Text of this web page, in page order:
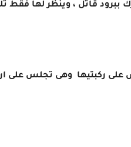
ببرود قاتل ، وينظر لها فقط
ركبتيها وهى تجلس على